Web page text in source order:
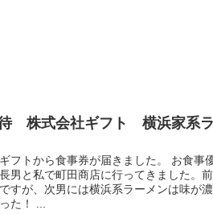
株式会社ギフト 横浜家系
フトから食事券が届きました。 お食事
男と私で町田商店に行ってきました。
すが、次男には横浜系ラーメンは味が
た！ ...